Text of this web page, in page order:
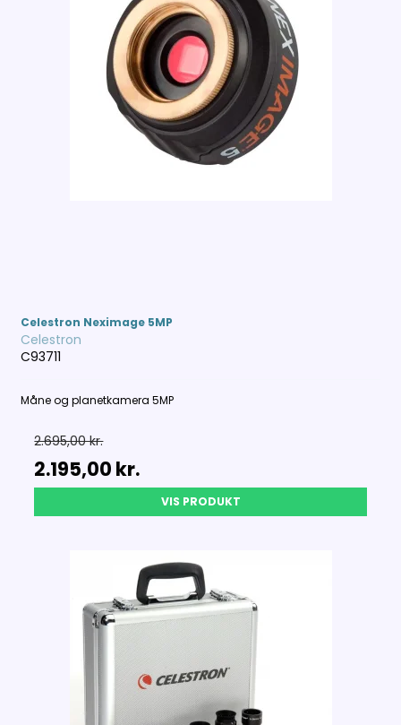
Celestron Neximage 5MP
Celestron
C93711
Måne og planetkamera 5MP
2.695,00 kr.
2.195,00 kr.
VIS PRODUKT